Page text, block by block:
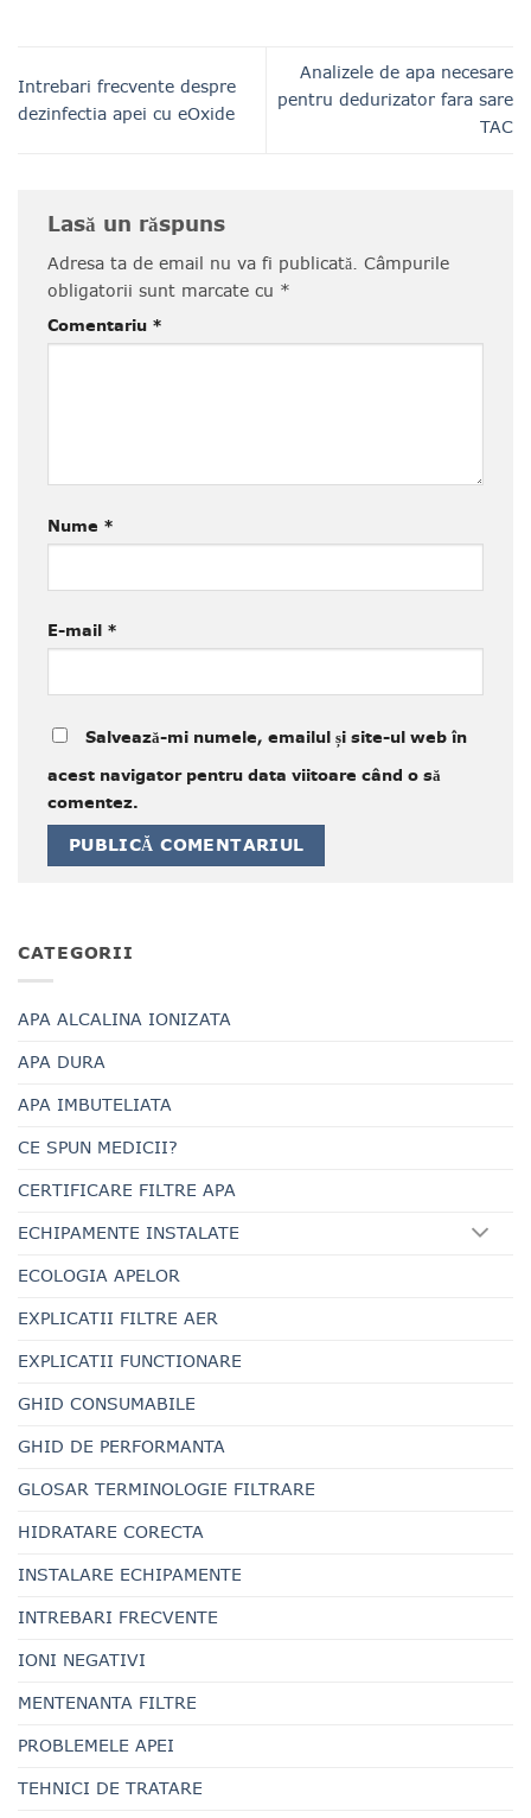
Intrebari frecvente despre
dezinfectia apei cu eOxide
Analizele de apa necesare
pentru dedurizator fara sare
TAC
Lasă un răspuns
Adresa ta de email nu va fi publicată. Câmpurile
obligatorii sunt marcate cu *
Comentariu *
Nume *
E-mail *
Salvează-mi numele, emailul și site-ul web în
acest navigator pentru data viitoare când o să
comentez.
CATEGORII
APA ALCALINA IONIZATA
APA DURA
APA IMBUTELIATA
CE SPUN MEDICII?
CERTIFICARE FILTRE APA
ECHIPAMENTE INSTALATE
ECOLOGIA APELOR
EXPLICATII FILTRE AER
EXPLICATII FUNCTIONARE
GHID CONSUMABILE
GHID DE PERFORMANTA
GLOSAR TERMINOLOGIE FILTRARE
HIDRATARE CORECTA
INSTALARE ECHIPAMENTE
INTREBARI FRECVENTE
IONI NEGATIVI
MENTENANTA FILTRE
PROBLEMELE APEI
TEHNICI DE TRATARE